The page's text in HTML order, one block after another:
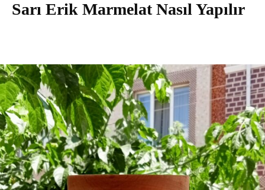
Sarı Erik Marmelat Nasıl Yapılır